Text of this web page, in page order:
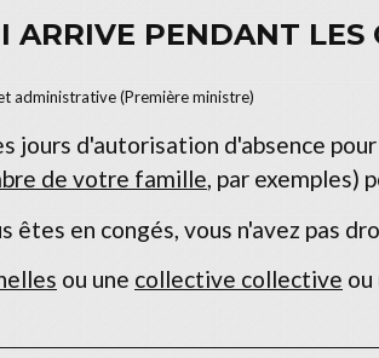
PENDANT LES
administrative (Première ministre)
jours d'autorisation d'absence
de votre famille, par exemples)
êtes en congés, vous n'avez pas
ou une collective collective ou